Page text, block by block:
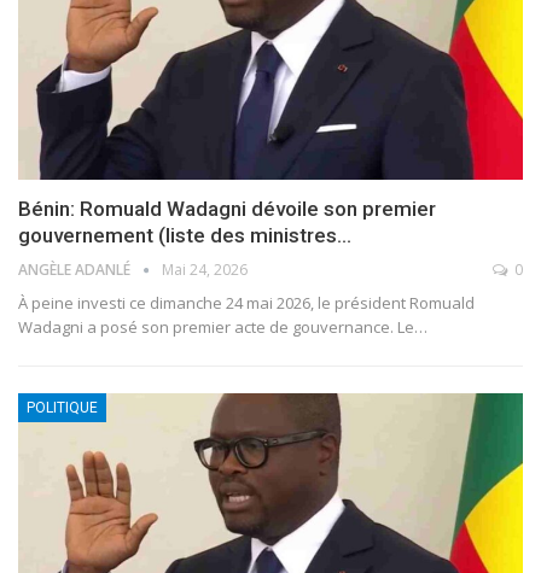
Bénin: Romuald Wadagni dévoile son premier
gouvernement (liste des ministres…
ANGÈLE ADANLÉ Mai 24, 2026 0
À peine investi ce dimanche 24 mai 2026, le président Romuald
Wadagni a posé son premier acte de gouvernance. Le…
POLITIQUE